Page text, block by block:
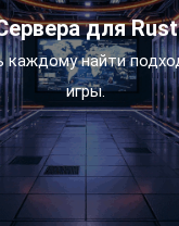
для Rust
каждому найти
игры.